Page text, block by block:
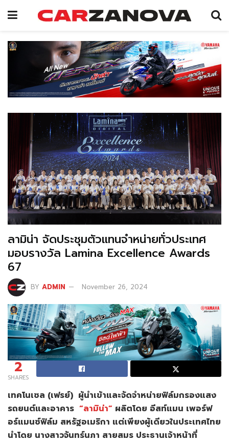
ลามิน่า จัดประชุมตัวแทนจำหน่ายทั่วประเทศ
มอบรางวัล Lamina Excellence Awards
67
BY ADMIN November 26, 2024
2
SHARES
เทคโนเซล (เฟรย์) ผู้นำเข้าและจัดจำหน่ายฟิล์มกรองแสง
รถยนต์และอาคาร “ลามิน่า” ผลิตโดย อีสท์แมน เพอร์ฟ
อร์แมนซ์ฟิล์ม สหรัฐอเมริกา แต่เพียงผู้เดียวในประเทศไทย
นำโดย นางสาวจันทร์นภา สายสมร ประธานเจ้าหน้าที่